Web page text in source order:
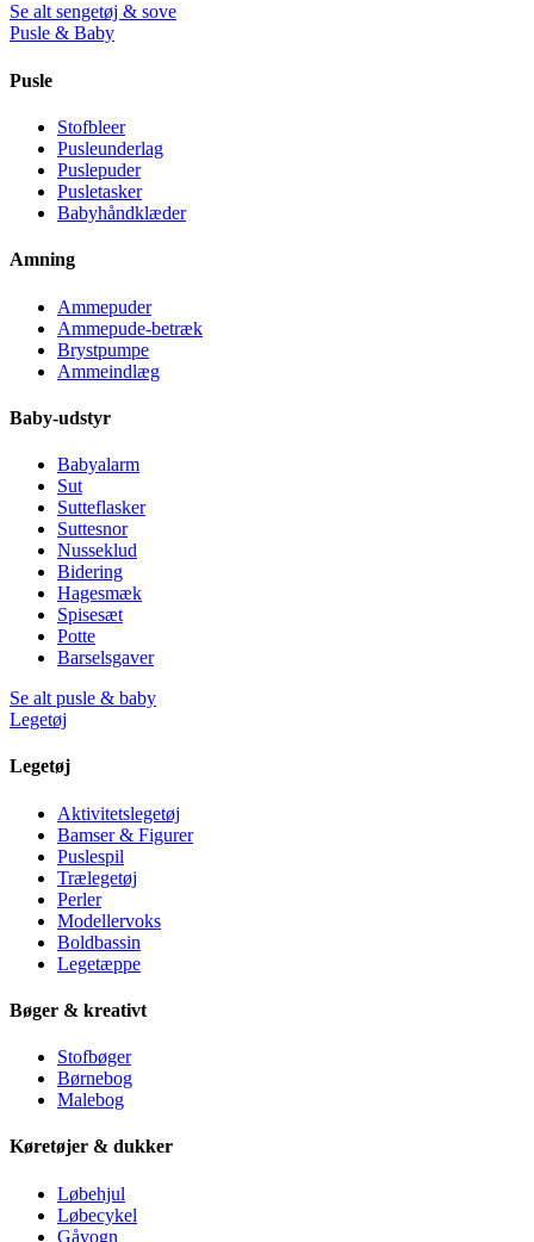
Se alt sengetøj & sove
Pusle & Baby
Pusle
Stofbleer
Pusleunderlag
Puslepuder
Pusletasker
Babyhåndklæder
Amning
Ammepuder
Ammepude-betræk
Brystpumpe
Ammeindlæg
Baby-udstyr
Babyalarm
Sut
Sutteflasker
Suttesnor
Nusseklud
Bidering
Hagesmæk
Spisesæt
Potte
Barselsgaver
Se alt pusle & baby
Legetøj
Legetøj
Aktivitetslegetøj
Bamser & Figurer
Puslespil
Trælegetøj
Perler
Modellervoks
Boldbassin
Legetæppe
Bøger & kreativt
Stofbøger
Børnebog
Malebog
Køretøjer & dukker
Løbehjul
Løbecykel
Gåvogn